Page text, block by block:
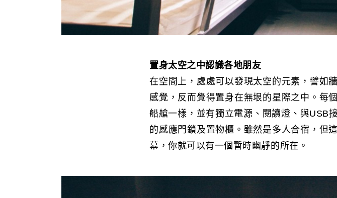
置身太空之中認識各地朋友
在空間上，處處可以發現太空的元素，譬如
感覺，反而覺得置身在無垠的星際之中。每
船艙一樣，並有獨立電源、閱讀燈、與USB
的感應門鎖及置物櫃。雖然是多人合宿，但
幕，你就可以有一個暫時幽靜的所在。